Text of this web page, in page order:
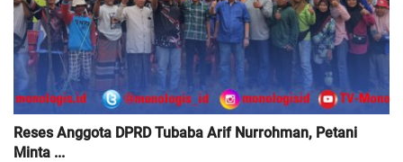
Reses Anggota DPRD Tubaba Arif Nurrohman, Petani
Minta ...